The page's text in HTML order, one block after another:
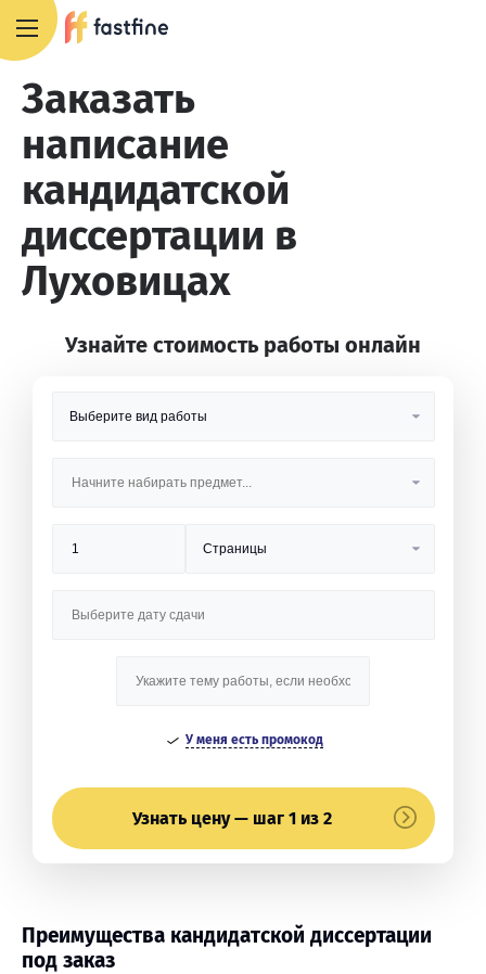
Заказать
написание
кандидатской
диссертации в
Луховицах
Узнайте стоимость работы онлайн
У меня есть промокод
Узнать цену — шаг 1 из 2
Преимущества кандидатской диссертации
под заказ